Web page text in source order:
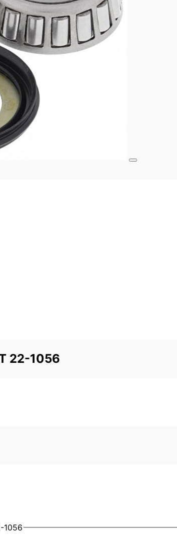
22-1056
1056